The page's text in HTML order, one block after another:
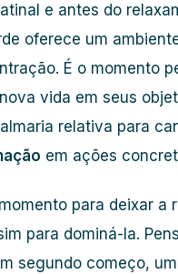
e antes do
oferece um
É o momento
vida em seus
relativa para
em ações
para deixar a
para dominá-la.
segundo começo,